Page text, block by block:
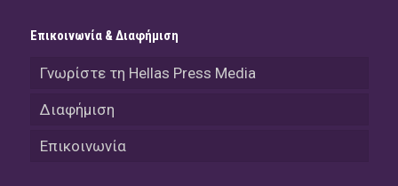
Επικοινωνία & Διαφήμιση
Γνωρίστε τη Hellas Press Media
Διαφήμιση
Επικοινωνία